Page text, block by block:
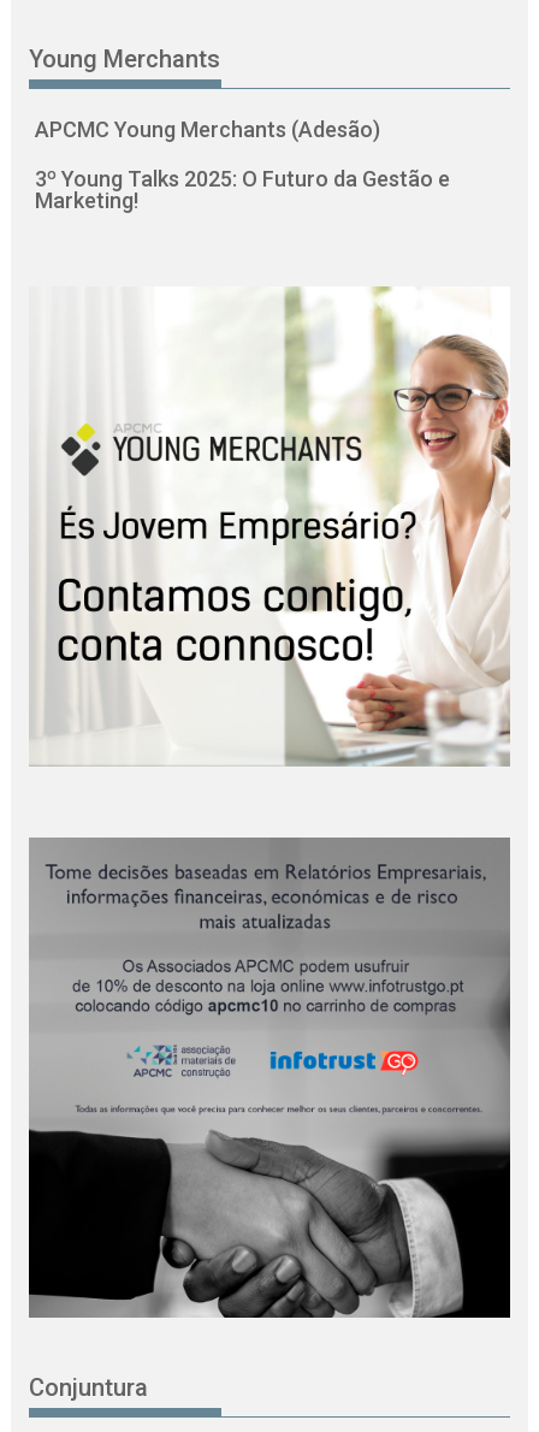
Young Merchants
APCMC Young Merchants (Adesão)
3º Young Talks 2025: O Futuro da Gestão e
Marketing!
Conjuntura